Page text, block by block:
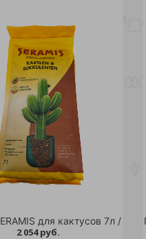
для кактусов 7л /
2 054 руб.